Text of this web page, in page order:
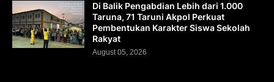
Di Balik Pengabdian Lebih dari 1.000
Taruna, 71 Taruni Akpol Perkuat
Pembentukan Karakter Siswa Sekolah
Rakyat
August 05, 2026